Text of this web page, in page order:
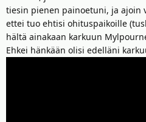
tiesin pienen painoetuni, ja ajoin
ettei tuo ehtisi ohituspaikoille
hältä ainakaan karkuun
Ehkei hänkään olisi edelläni